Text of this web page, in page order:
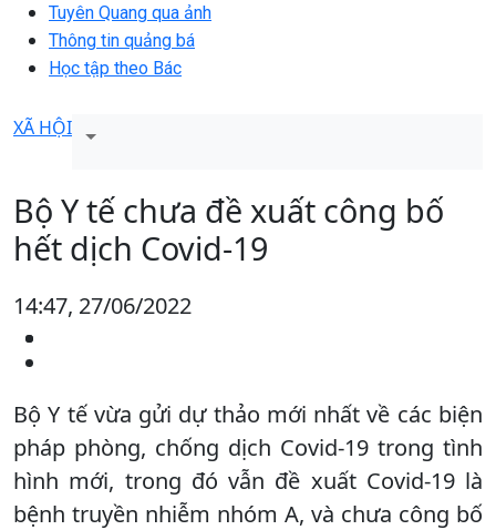
Tuyên Quang qua ảnh
Thông tin quảng bá
Học tập theo Bác
XÃ HỘI
Bộ Y tế chưa đề xuất công bố
hết dịch Covid-19
14:47, 27/06/2022
Bộ Y tế vừa gửi dự thảo mới nhất về các biện
pháp phòng, chống dịch Covid-19 trong tình
hình mới, trong đó vẫn đề xuất Covid-19 là
bệnh truyền nhiễm nhóm A, và chưa công bố